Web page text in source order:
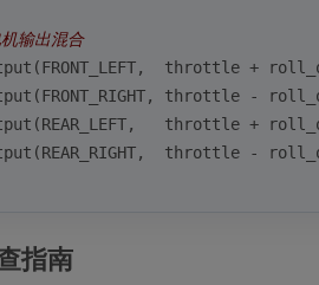
输出混合
throttle +
throttle -
throttle +
throttle -
指南